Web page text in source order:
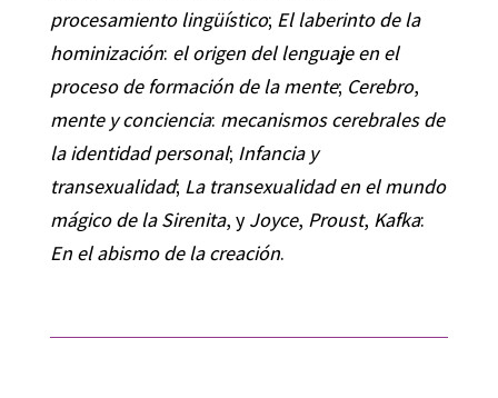
procesamiento lingüístico; El laberinto de la
hominización: el origen del lenguaje en el
proceso de formación de la mente; Cerebro,
mente y conciencia: mecanismos cerebrales de
la identidad personal; Infancia y
transexualidad; La transexualidad en el mundo
mágico de la Sirenita, yJoyce, Proust, Kafka:
En el abismo de la creación.